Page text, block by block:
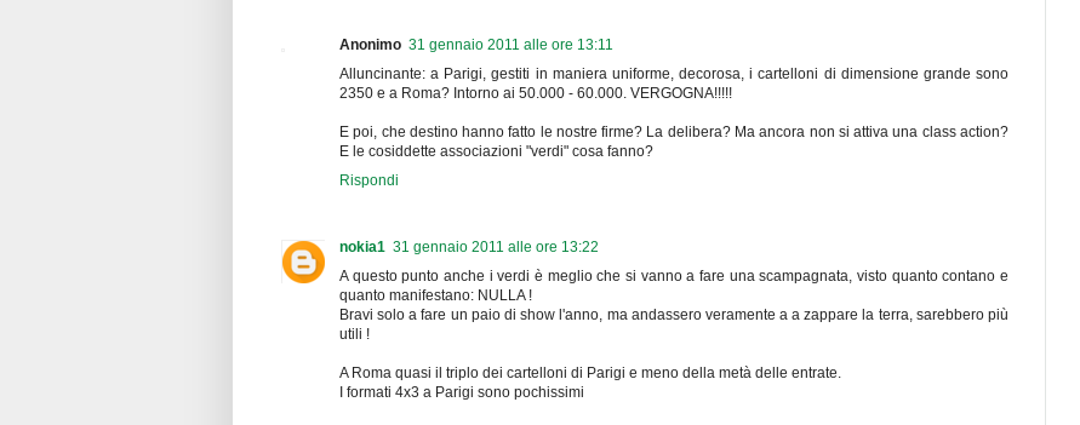
Anonimo 31 gennaio 2011 alle ore 13:11
Alluncinante: a Parigi, gestiti in maniera uniforme, decorosa, i cartelloni di dimensione grande sono
2350 e a Roma? Intorno ai 50.000 - 60.000. VERGOGNA!!!!!
E poi, che destino hanno fatto le nostre firme? La delibera? Ma ancora non si attiva una class action?
E le cosiddette associazioni "verdi" cosa fanno?
Rispondi
nokia1 31 gennaio 2011 alle ore 13:22
A questo punto anche i verdi è meglio che si vanno a fare una scampagnata, visto quanto contano e
quanto manifestano: NULLA !
Bravi solo a fare un paio di show l'anno, ma andassero veramente a a zappare la terra, sarebbero più
utili !
A Roma quasi il triplo dei cartelloni di Parigi e meno della metà delle entrate.
I formati 4x3 a Parigi sono pochissimi